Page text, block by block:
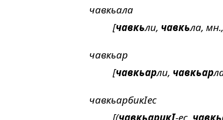
чавкьала
[чавкьли, чавкьла,
чавкьар
[чавкьарли, чавкьар
чавкьарбикIес